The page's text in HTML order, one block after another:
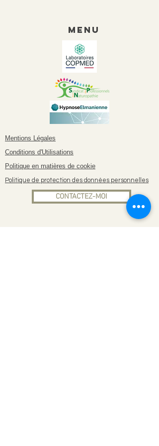
Menu
Mentions Légales
Conditions d'Utilisations
Politique en matières de cookie
Politique de protection des données personnelles
CONTACTEZ-MOI